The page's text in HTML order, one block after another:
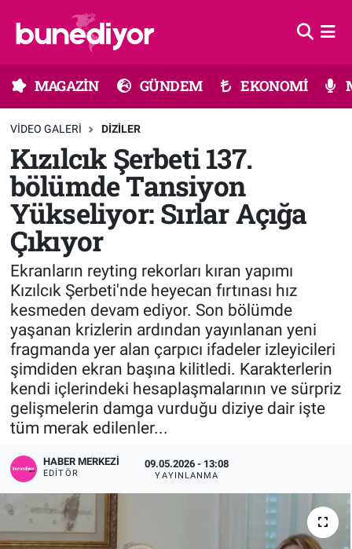
MAGAZİN GÜNDEM EKONOMİ
VIDEO GALERI DIZILER
Kızılcık Şerbeti 137.
bölümde Tansiyon
Yükseliyor: Sırlar Açığa
Çıkıyor
Ekranların reyting rekorları kıran yapımı
Kızılcık Şerbeti'nde heyecan fırtınası hız
kesmeden devam ediyor. Son bölümde
yaşanan krizlerin ardından yayınlanan yeni
fragmanda yer alan çarpıcı ifadeler izleyicileri
şimdiden ekran başına kilitledi. Karakterlerin
kendi içlerindeki hesaplaşmalarının ve sürpriz
gelişmelerin damga vurduğu diziye dair işte
tüm merak edilenler...
HABER MERKEZI
EDITÖR
09.05.2026 - 13:08
YAYINLANMA
Gündem
Moda
Kültür Sanat
Magazin
Müzik
Sağlık
Spor
Teknoloji
Tv Medya
MÜZİK
MODA
SAĞLIK
TEKNOLOJİ
TV MEDYA
KÜLTÜR SANAT
Tüm Manşetler
Son Dakika Haberleri
Haber Arşivi